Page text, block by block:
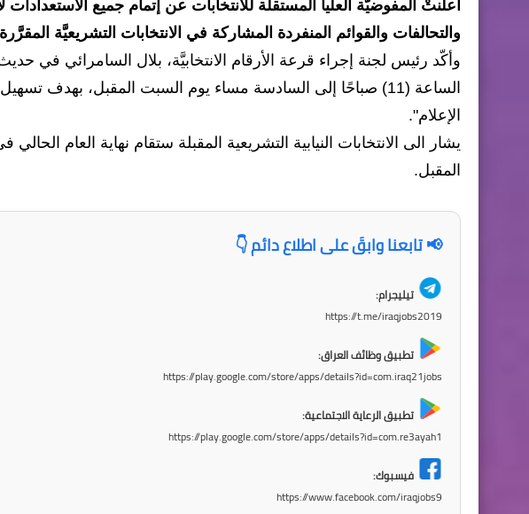
أعلنتْ المفوضيَّة العليا المستقلّة للانتخابات عن إتمام جميع الاستعدادات
والتحالفات والقوائم المنفردة المشاركة في الانتخابات التشريعيَّة المقرَّرة في (11) تشرين
وأكّد رئيس لجنة إجراء قرعة الأرقام الانتخابيَّة، بلال السامرائي في
الساعة (11) صباحًا إلى السادسة مساء يوم السبت المقبل، بهدف
الإعلام".
المقبل.
📢 تابعنا وابقَ على اطلاع دائم 👇
تيليجرام:
https://t.me/iraqjobs2019
تطبيق وظائف العراق:
https://play.google.com/store/apps/details?id=com.iraq21jobs
تطبيق الرعاية الاجتماعية:
https://play.google.com/store/apps/details?id=com.re3ayah1
فيسبوك:
https://www.facebook.com/iraqjobs9